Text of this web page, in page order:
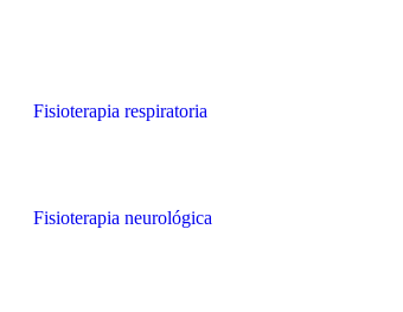
Fisioterapia respiratoria
Fisioterapia neurológica